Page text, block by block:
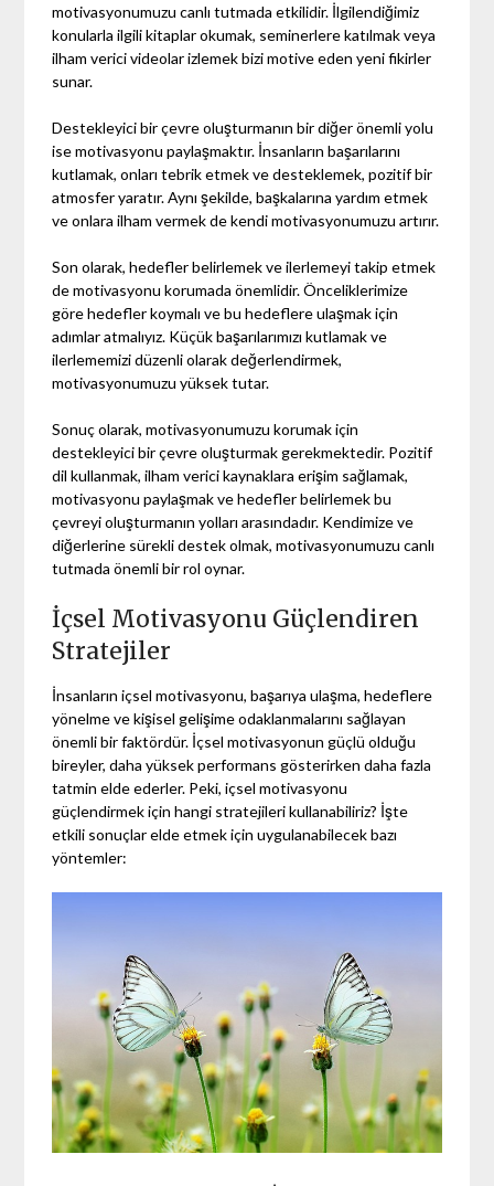
motivasyonumuzu canlı tutmada etkilidir. İlgilendiğimiz
konularla ilgili kitaplar okumak, seminerlere katılmak veya
ilham verici videolar izlemek bizi motive eden yeni fikirler
sunar.
Destekleyici bir çevre oluşturmanın bir diğer önemli yolu
ise motivasyonu paylaşmaktır. İnsanların başarılarını
kutlamak, onları tebrik etmek ve desteklemek, pozitif bir
atmosfer yaratır. Aynı şekilde, başkalarına yardım etmek
ve onlara ilham vermek de kendi motivasyonumuzu artırır.
Son olarak, hedefler belirlemek ve ilerlemeyi takip etmek
de motivasyonu korumada önemlidir. Önceliklerimize
göre hedefler koymalı ve bu hedeflere ulaşmak için
adımlar atmalıyız. Küçük başarılarımızı kutlamak ve
ilerlememizi düzenli olarak değerlendirmek,
motivasyonumuzu yüksek tutar.
Sonuç olarak, motivasyonumuzu korumak için
destekleyici bir çevre oluşturmak gerekmektedir. Pozitif
dil kullanmak, ilham verici kaynaklara erişim sağlamak,
motivasyonu paylaşmak ve hedefler belirlemek bu
çevreyi oluşturmanın yolları arasındadır. Kendimize ve
diğerlerine sürekli destek olmak, motivasyonumuzu canlı
tutmada önemli bir rol oynar.
İçsel Motivasyonu Güçlendiren
Stratejiler
İnsanların içsel motivasyonu, başarıya ulaşma, hedeflere
yönelme ve kişisel gelişime odaklanmalarını sağlayan
önemli bir faktördür. İçsel motivasyonun güçlü olduğu
bireyler, daha yüksek performans gösterirken daha fazla
tatmin elde ederler. Peki, içsel motivasyonu
güçlendirmek için hangi stratejileri kullanabiliriz? İşte
etkili sonuçlar elde etmek için uygulanabilecek bazı
yöntemler: